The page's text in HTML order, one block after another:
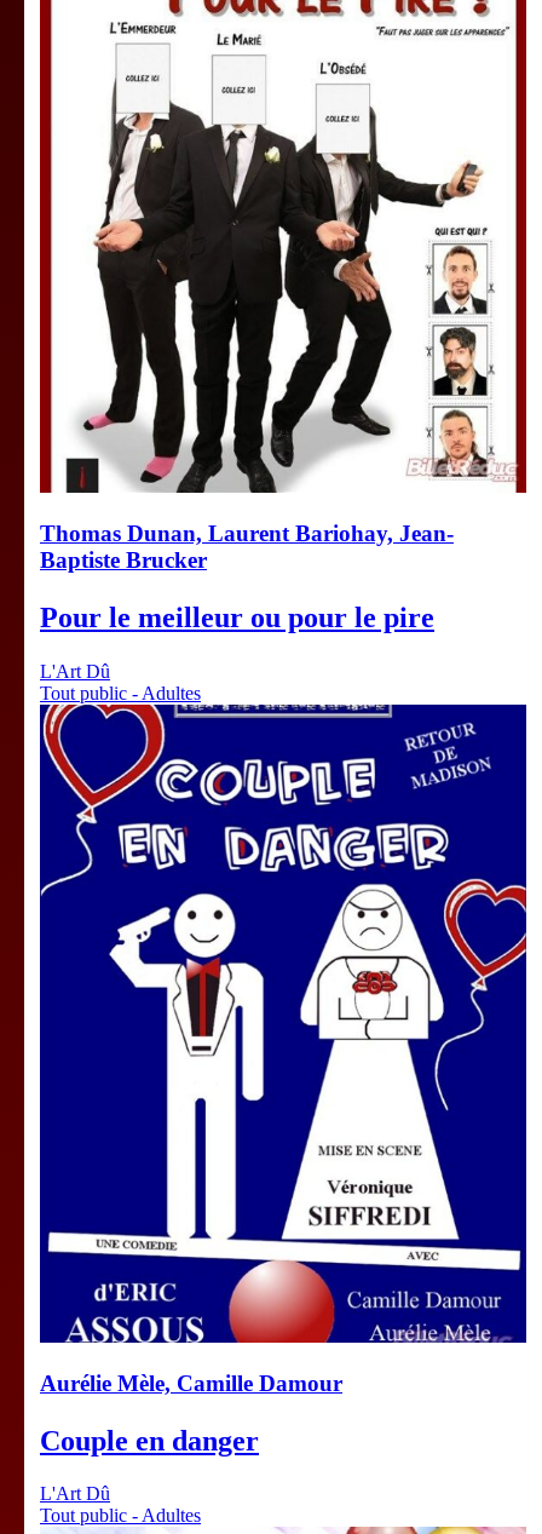
Thomas Dunan, Laurent Bariohay, Jean-
Baptiste Brucker
Pour le meilleur ou pour le pire
L'Art Dû
Tout public - Adultes
Aurélie Mèle, Camille Damour
Couple en danger
L'Art Dû
Tout public - Adultes